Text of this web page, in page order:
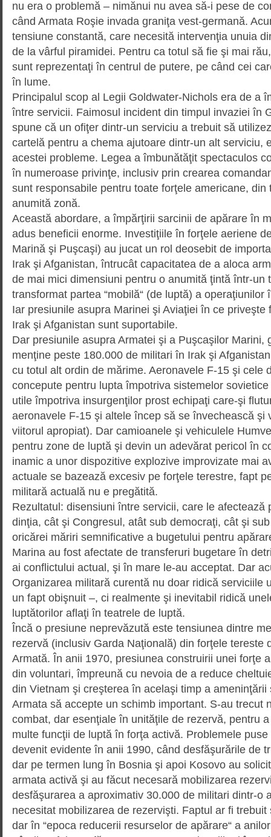
nu era o problemă – nimănui nu avea să-i pese de
când Armata Roşie invada graniţa vest-germană.
tensiune constantă, care necesită intervenţia unuia
de la vârful piramidei. Pentru ca totul să fie şi mai
sunt reprezentaţi în centrul de putere, pe când cei
în lume.
Principalul scop al Legii Goldwater-Nichols era de a
între servicii. Faimosul incident din timpul invaziei în
spune că un ofiţer dintr-un serviciu a trebuit să
cartelă pentru a chema ajutoare dintr-un alt serviciu,
acestei probleme. Legea a îmbunătăţit spectaculos
în numeroase privinţe, inclusiv prin crearea
sunt responsabile pentru toate forţele americane,
anumită zonă.
Această abordare, a împărţirii sarcinii de apărare în
adus beneficii enorme. Investiţiile în forţele aeriene
Marină şi Puşcaşi) au jucat un rol deosebit de
Irak şi Afganistan, întrucât capacitatea de a aloca
de mai mici dimensiuni pentru o anumită ţintă într-un
transformat partea “mobilă“ (de luptă) a operaţiunilor
Iar presiunile asupra Marinei şi Aviaţiei în ce priveşte
Irak şi Afganistan sunt suportabile.
Dar presiunile asupra Armatei şi a Puşcaşilor Marini,
menţine peste 180.000 de militari în Irak şi
cu totul alt ordin de mărime. Aeronavele F-15 şi cele
concepute pentru lupta împo­triva sistemelor
utile împotriva insurgenţilor prost echipaţi care-şi
aeronavele F-15 şi altele încep să se învechească şi
viitorul apropiat). Dar camioanele şi vehiculele
pentru zone de luptă şi devin un adevărat pericol în
inamic a unor dispozitive explozive improvizate mai
actuale se ba­zează excesiv pe forţele terestre, fapt
militară actuală nu e pregătită.
Rezultatul: disensiuni între servicii, care le
dinţia, cât şi Congresul, atât sub democraţi, cât şi
oricărei măriri semnificative a bugetului pentru
Marina au fost afectate de transferuri bugetare în
ai conflictului actual, şi în mare le-au acceptat. Dar
Organizarea militară curentă nu doar ridică serviciile
un fapt obişnuit –, ci realmente şi inevitabil ridică
luptătorilor aflaţi în teatrele de luptă.
Încă o presiune neprevăzută este tensiunea dintre
rezervă (inclusiv Garda Naţională) din forţele tereste
Armată. În anii 1970, presiunea construirii unei forţe
din voluntari, împreună cu nevoia de a reduce
din Vietnam şi creşterea în acelaşi timp a
Armata să accepte un schimb important. S-au trecut
combat, dar esenţiale în unităţile de rezervă, pentru
multe funcţii de luptă în forţa activă. Problemele
devenit evidente în anii 1990, când desfăşurările de
dar pe termen lung în Bosnia şi apoi Kosovo au
armata activă şi au făcut necesară mobilizarea
desfăşurarea a aproximativ 30.000 de militari dintr-o
necesitat mo­bi­lizarea de rezervişti. Faptul ar fi
dar în “epoca reducerii resurselor de apărare“ a